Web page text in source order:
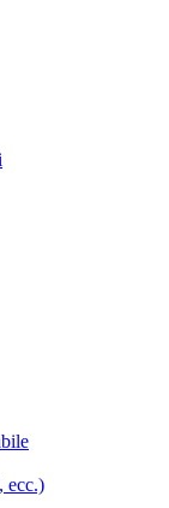
ecc.)